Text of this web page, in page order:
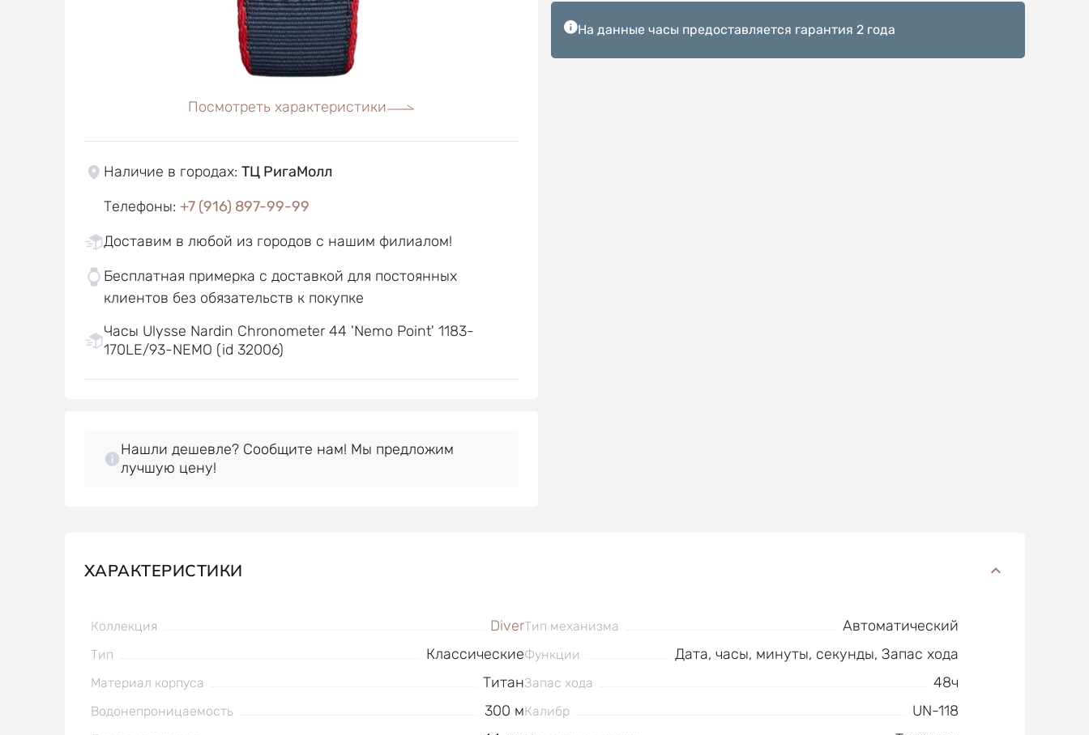
Посмотреть характеристики
Наличие в городах: ТЦ РигаМолл
Телефоны: +7 (916) 897-99-99
Доставим в любой из городов с нашим филиалом!
Бесплатная примерка с доставкой для постоянных
клиентов без обязательств к покупке
Часы Ulysse Nardin Chronometer 44 'Nemo Point' 1183-
170LE/93-NEMO (id 32006)
Нашли дешевле? Сообщите нам! Мы предложим
лучшую цену!
На данные часы предоставляется гарантия 2 года
ХАРАКТЕРИСТИКИ
Коллекция Diver
Тип Классические
Материал корпуса Титан
Водонепроницаемость 300 м
Тип механизма Автоматический
Функции Дата, часы, минуты, секунды, Запас хода
Запас хода 48ч
Калибр UN-118